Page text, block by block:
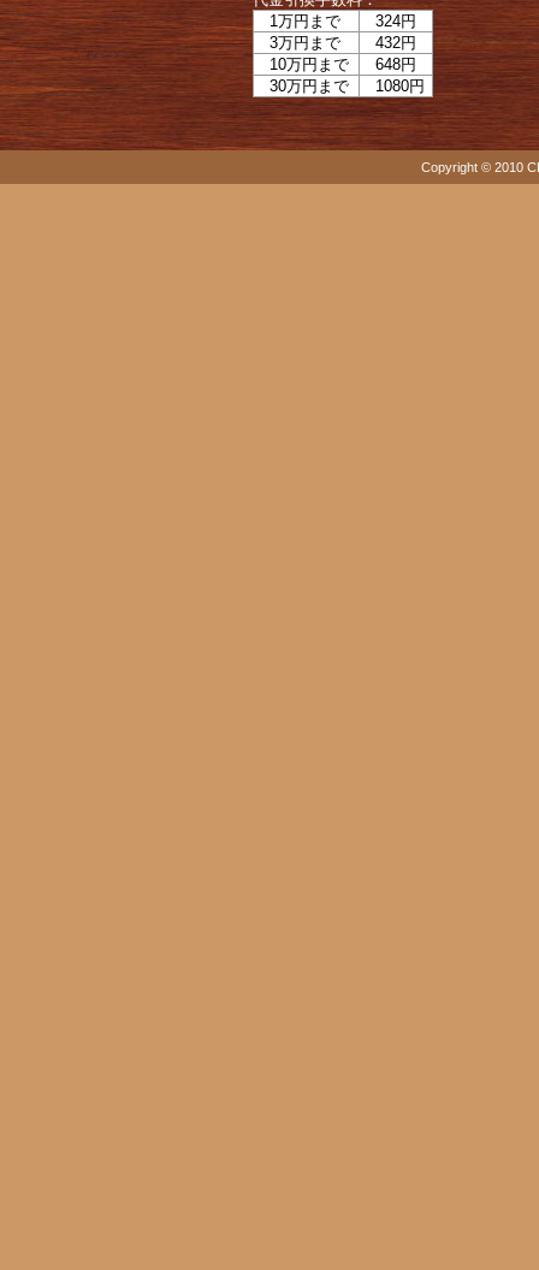
1万円まで
324円
3万円まで
432円
10万円まで
648円
30万円まで
1080円
Copyright © 2010